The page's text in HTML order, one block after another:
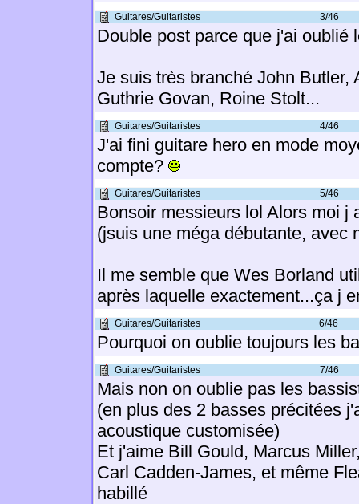
Guitares/Guitaristes 3/46
Double post parce que j'ai oublié
Je suis très branché John Butler,
Guthrie Govan, Roine Stolt...
Guitares/Guitaristes 4/46
J'ai fini guitare hero en mode
compte?
Guitares/Guitaristes 5/46
Bonsoir messieurs lol Alors moi j
(jsuis une méga débutante, avec
Il me semble que Wes Borland
après laquelle exactement...ça j
Guitares/Guitaristes 6/46
Pourquoi on oublie toujours les
Guitares/Guitaristes 7/46
Mais non on oublie pas les
(en plus des 2 basses précitées
acoustique customisée)
Et j'aime Bill Gould, Marcus
Carl Cadden-James, et même
habillé